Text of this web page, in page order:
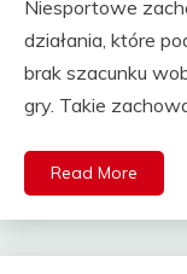
Niesportowe
działania, które
brak szacunku
gry. Takie
Read More